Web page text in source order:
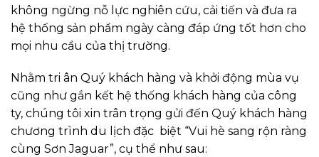
không ngừng nỗ lực nghiên cứu, cải tiến và đưa ra
hệ thống sản phẩm ngày càng đáp ứng tốt hơn cho
mọi nhu cầu của thị trường.
Nhằm tri ân Quý khách hàng và khởi động mùa vụ
cũng như gắn kết hệ thống khách hàng của công
ty, chúng tôi xin trân trọng gửi đến Quý khách hàng
chương trình du lịch đặc biệt “Vui hè sang rộn ràng
cùng Sơn Jaguar”, cụ thể như sau: